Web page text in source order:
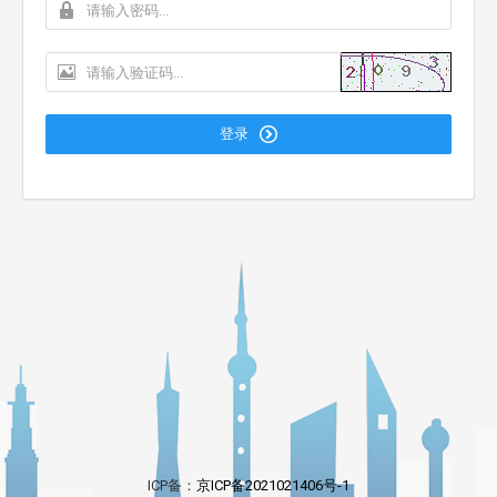
登录
ICP备： 京ICP备2021021406号-1